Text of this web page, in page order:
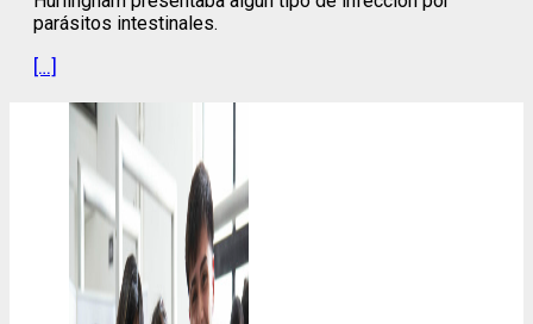
parásitos intestinales.
[…]